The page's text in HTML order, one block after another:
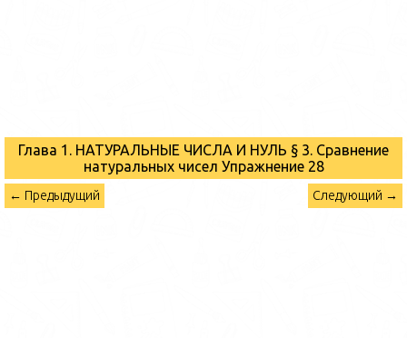
Глава 1. НАТУРАЛЬНЫЕ ЧИСЛА И НУЛЬ § 3. Сравнение
натуральных чисел Упражнение 28
← Предыдущий Следующий →